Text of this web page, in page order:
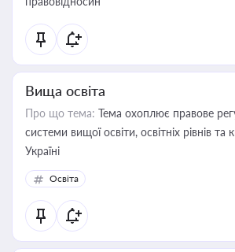
Вища освіта
Про що тема: Тема охоплює правове
системи вищої освіти, освітніх рівнів та
Україні
Освіта